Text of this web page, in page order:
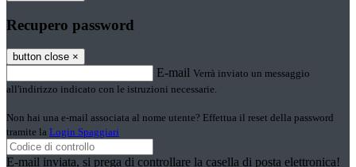
Recupero password
button close ×
E-mail Verrà inviato un messaggio
all'indirizzo indicato con le istruzioni necessarie.
Non hai una e-mail associata al nome utente? Effettua il reset della password
tramite la Login Spaggiari
E-mail inviata, si prega di controllare la casella di posta elettronica!